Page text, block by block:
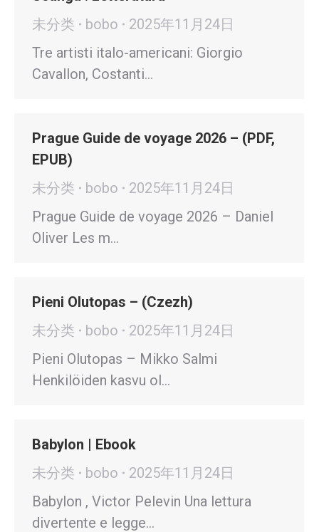
未分类
bobo
2025年11月24日
Tre artisti italo-americani: Giorgio
Cavallon, Costanti…
Prague Guide de voyage 2026 – (PDF,
EPUB)
未分类
bobo
2025年11月24日
Prague Guide de voyage 2026 – Daniel
Oliver Les m…
Pieni Olutopas – (Czezh)
未分类
bobo
2025年11月24日
Pieni Olutopas – Mikko Salmi
Henkilöiden kasvu ol…
Babylon | Ebook
未分类
bobo
2025年11月24日
Babylon , Victor Pelevin Una lettura
divertente e legge…